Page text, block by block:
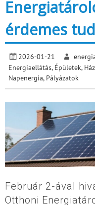
érdemes
2026-01-21
Energiaellátás, Épületek,
Napenergia, Pályázatok
Február 2-ával
Otthoni